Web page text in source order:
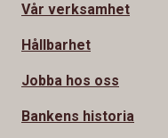
Vår verksamhet
Hållbarhet
Jobba hos oss
Bankens historia